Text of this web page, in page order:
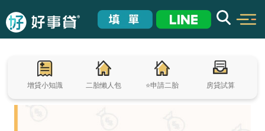
增貸小知識 二胎懶人包 ⭐申請二胎 房貸試算